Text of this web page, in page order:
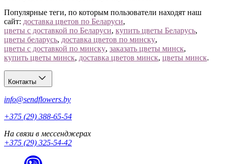
Популярные теги, по которым пользователи находят наш
сайт: доставка цветов по Беларуси,
цветы с доставкой по Беларуси, купить цветы Беларусь,
цветы беларусь, доставка цветов по минску,
цветы с доставкой по минску, заказать цветы минск,
купить цветы минск, доставка цветов минск, цветы минск.
Контакты
info@sendflowers.by
+375 (29) 388-65-54
На связи в мессенджерах
+375 (29) 325-54-42